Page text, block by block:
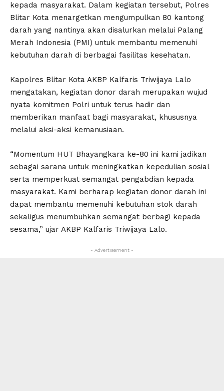
kepada masyarakat. Dalam kegiatan tersebut, Polres
Blitar Kota menargetkan mengumpulkan 80 kantong
darah yang nantinya akan disalurkan melalui Palang
Merah Indonesia (PMI) untuk membantu memenuhi
kebutuhan darah di berbagai fasilitas kesehatan.
Kapolres Blitar Kota AKBP Kalfaris Triwijaya Lalo
mengatakan, kegiatan donor darah merupakan wujud
nyata komitmen Polri untuk terus hadir dan
memberikan manfaat bagi masyarakat, khususnya
melalui aksi-aksi kemanusiaan.
“Momentum HUT Bhayangkara ke-80 ini kami jadikan
sebagai sarana untuk meningkatkan kepedulian sosial
serta memperkuat semangat pengabdian kepada
masyarakat. Kami berharap kegiatan donor darah ini
dapat membantu memenuhi kebutuhan stok darah
sekaligus menumbuhkan semangat berbagi kepada
sesama,” ujar AKBP Kalfaris Triwijaya Lalo.
- Advertisement -